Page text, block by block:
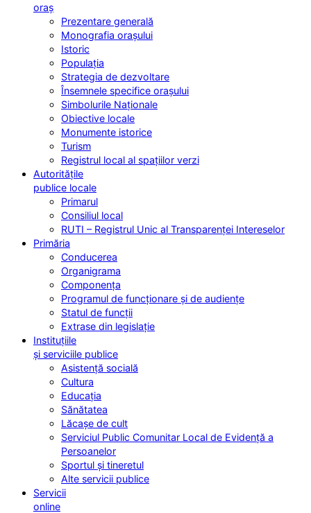
oraș
Prezentare generală
Monografia orașului
Istoric
Populația
Strategia de dezvoltare
Însemnele specifice orașului
Simbolurile Naționale
Obiective locale
Monumente istorice
Turism
Registrul local al spațiilor verzi
Autoritățile
publice locale
Primarul
Consiliul local
RUTI – Registrul Unic al Transparenței Intereselor
Primăria
Conducerea
Organigrama
Componența
Programul de funcționare și de audiențe
Statul de funcții
Extrase din legislație
Instituțiile
și serviciile publice
Asistență socială
Cultura
Educația
Sănătatea
Lăcașe de cult
Serviciul Public Comunitar Local de Evidență a
Persoanelor
Sportul și tineretul
Alte servicii publice
Servicii
online